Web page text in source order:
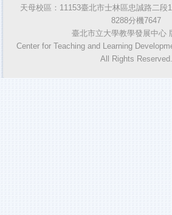
天母校區：11153臺北市士林區忠誠路二段
8288分機7647
臺北市立大學教學發展中心
Center for Teaching and Learning
All Rights Reserved.